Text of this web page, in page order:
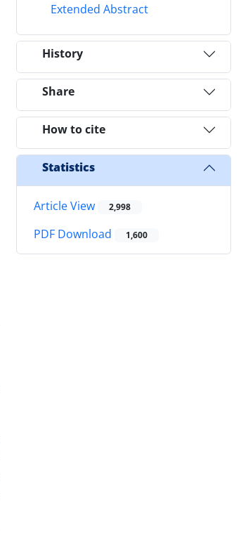
Extended Abstract
History
Share
How to cite
Statistics
Article View 2,998
PDF Download 1,600